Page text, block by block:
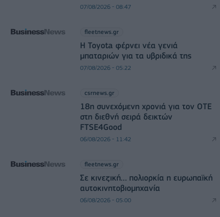
07/08/2026 - 08:47
fleetnews.gr
Η Toyota φέρνει νέα γενιά
μπαταριών για τα υβριδικά της
07/08/2026 - 05:22
csrnews.gr
18η συνεχόμενη χρονιά για τον ΟΤΕ
στη διεθνή σειρά δεικτών
FTSE4Good
06/08/2026 - 11:42
fleetnews.gr
Σε κινεζική… πολιορκία η ευρωπαϊκή
αυτοκινητοβιομηχανία
06/08/2026 - 05:00